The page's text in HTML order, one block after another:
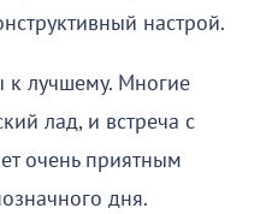
настрой.
к лучшему. Многие
лад, и встреча с
очень приятным
дня.